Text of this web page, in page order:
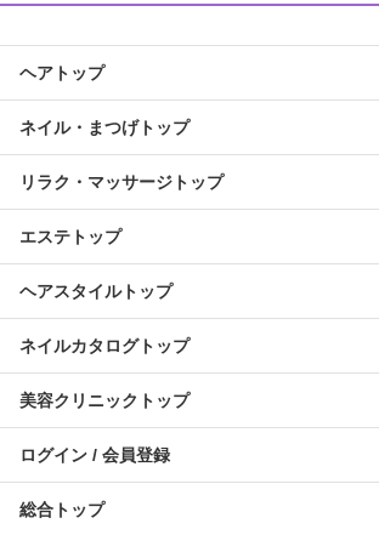
ヘアトップ
ネイル・まつげトップ
リラク・マッサージトップ
エステトップ
ヘアスタイルトップ
ネイルカタログトップ
美容クリニックトップ
ログイン / 会員登録
総合トップ